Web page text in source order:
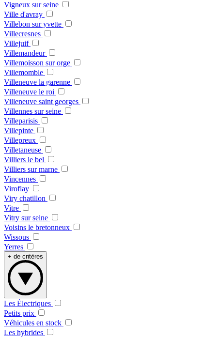
Vigneux sur seine
Ville d'avray
Villebon sur yvette
Villecresnes
Villejuif
Villemandeur
Villemoisson sur orge
Villemomble
Villeneuve la garenne
Villeneuve le roi
Villeneuve saint georges
Villennes sur seine
Villeparisis
Villepinte
Villepreux
Villetaneuse
Villiers le bel
Villiers sur marne
Vincennes
Viroflay
Viry chatillon
Vitre
Vitry sur seine
Voisins le bretonneux
Wissous
Yerres
+ de critères
Les Électriques
Petits prix
Véhicules en stock
Les hybrides